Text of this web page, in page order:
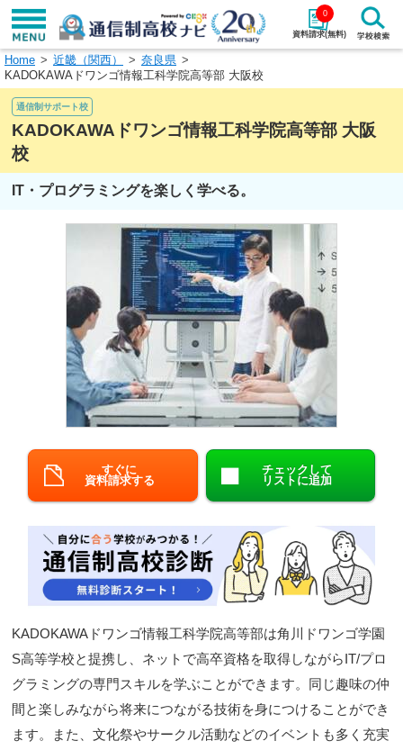
資料請求(無料)
0
学校名で探す
エリアを選択して探す
北海道・東北
北陸・甲信越
中国
九州・沖縄
閉じる
Home 近畿（関西）
奈良県
KADOKAWAドワンゴ情報工科学院高等部 大阪校
通信制サポート校
KADOKAWAドワンゴ情報工科学院高等部 大阪
校
IT・プログラミングを楽しく学べる。
すぐに
資料請求する
チェックして
リストに追加
KADOKAWAドワンゴ情報工科学院高等部は角川ドワンゴ学園
S高等学校と提携し、ネットで高卒資格を取得しながらIT/プロ
グラミングの専門スキルを学ぶことができます。同じ趣味の仲
間と楽しみながら将来につながる技術を身につけることができ
ます。また、文化祭やサークル活動などのイベントも多く充実